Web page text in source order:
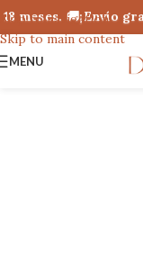
Skip to navigation
Skip to main content
meses.
MENU